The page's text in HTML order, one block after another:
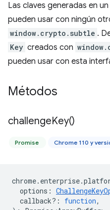
Las claves generadas en un
pueden usar con ningún
window.crypto.subtle .
Key creados con
pueden usar con esta
Métodos
challengeKey()
Promise Chrome 110 y
chrome. enterprise.
options :
callback? : function,